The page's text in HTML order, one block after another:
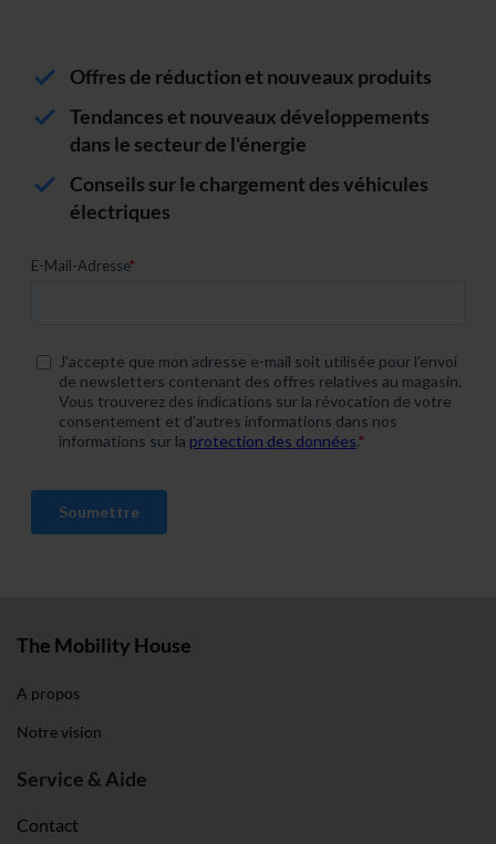
Offres de réduction et nouveaux produits
Tendances et nouveaux développements
dans le secteur de l'énergie
Conseils sur le chargement des véhicules
électriques
The Mobility House
A propos
Notre vision
Service & Aide
Contact